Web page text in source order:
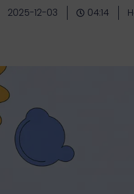
2025-12-03 04:14